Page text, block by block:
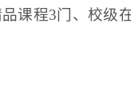
课程3门、校级